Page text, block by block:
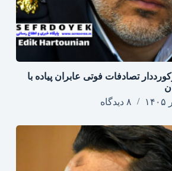
تصادفات فوتی عابران پیاده با
۸ دیدگاه